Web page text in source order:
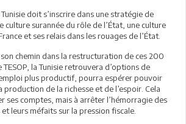
Tunisie doit s’inscrire dans une stratégie de
culture surannée du rôle de l’État, une culture
et ses relais dans les rouages de l’État.
chemin dans la restructuration de ces 200
TESOP, la Tunisie retrouvera d’options de
plus productif, pourra espérer pouvoir
de la richesse et de l’espoir. Cela
ses comptes, mais à arrêter l’hémorragie des
leurs méfaits sur la pression fiscale.